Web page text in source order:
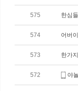
575 한심
574 어버
573 한가
572 야